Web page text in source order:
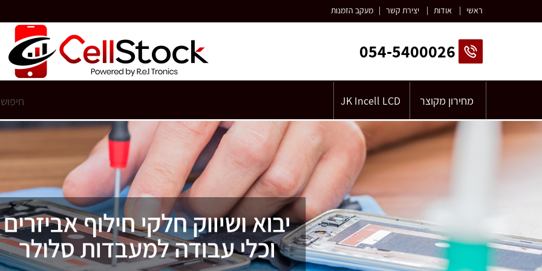
ראשי | אודות | יצירת קשר | מעקב הזמנות
054-5400026
מחירון מקוצר JK Incell LCD